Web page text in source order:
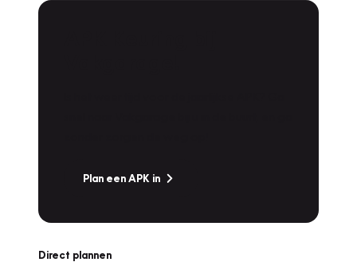
Plan een APK in
Direct plannen